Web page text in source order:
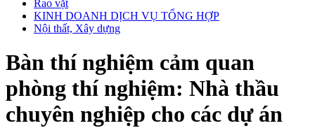
Rao vặt
KINH DOANH DỊCH VỤ TỔNG HỢP
Nội thất, Xây dựng
Bàn thí nghiệm cảm quan
phòng thí nghiệm: Nhà thầu
chuyên nghiệp cho các dự án